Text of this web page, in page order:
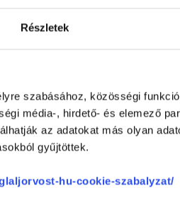
Részletek
szabásához, közösségi
média-, hirdető- és elemező
az adatokat más olyan
gyűjtöttek.
hu-cookie-szabalyzat/
17:20
18:20
+ Több
16:20
17:00
+ Több
Mészáros Amália